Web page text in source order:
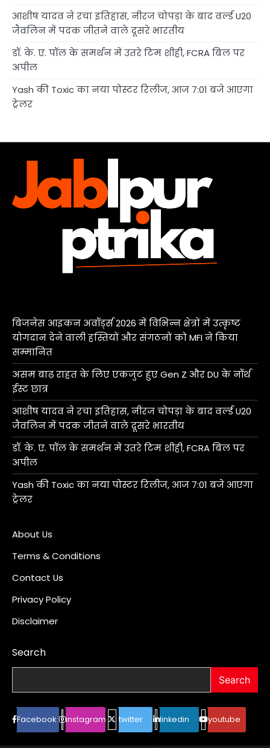
आशीष यादव ने रचा इतिहास, नीरज चोपड़ा के बाद वर्ल्ड U20
जैवलिन में पदक जीतने वाले दूसरे भारतीय
डॉ. के. ए. पॉल के समर्थन में उतरे टिम शीही, FCRA बिल पर
अपील
Yash की Toxic का नया पोस्टर रिलीज, आज 7:01 बजे आएगा
ट्रेलर
बिजनेस आइकन अवॉर्ड्स 2026 में विभिन्न क्षेत्रों में उत्कृष्ट
योगदान देने वाली हस्तियों और संगठनों को MFI ने किया
सम्मानित
असम बाढ़ राहत के लिए एकजुट हुए Gen Z और DU के नॉर्थ
ईस्ट छात्र
आशीष यादव ने रचा इतिहास, नीरज चोपड़ा के बाद वर्ल्ड U20
जैवलिन में पदक जीतने वाले दूसरे भारतीय
डॉ. के. ए. पॉल के समर्थन में उतरे टिम शीही, FCRA बिल पर
अपील
Yash की Toxic का नया पोस्टर रिलीज, आज 7:01 बजे आएगा
ट्रेलर
About Us
Terms & Conditions
Contact Us
Privacy Policy
Disclaimer
Search
Search
Facebook instagram twitter linkedin youtube